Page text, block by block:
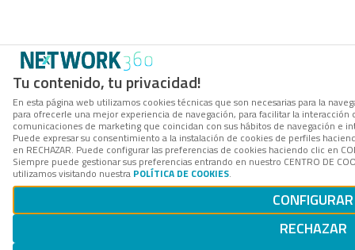
Tu contenido, tu privacidad!
En esta página web utilizamos cookies técnicas que son necesarias para la
para ofrecerle una mejor experiencia de navegación, para facilitar la
comunicaciones de marketing que coincidan con sus hábitos de navegación e
Puede expresar su consentimiento a la instalación de cookies de perfiles
en RECHAZAR. Puede configurar las preferencias de cookies haciendo clic en
Siempre puede gestionar sus preferencias entrando en nuestro CENTRO DE
utilizamos visitando nuestra POLÍTICA DE COOKIES.
CONFIGURAR
RECHAZAR